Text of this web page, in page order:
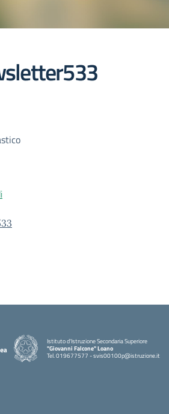
Istituto d'Istruzione Secondaria Superiore
"Giovanni Falcone" Loano
Tel. 019677577 - svis00100p@istruzione.it
— Visita la pagina iniziale della scuola